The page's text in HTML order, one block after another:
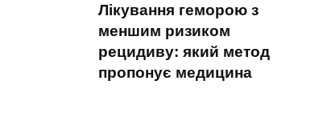
Лікування геморою з
меншим ризиком
рецидиву: який метод
пропонує медицина